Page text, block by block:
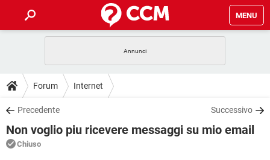
MENU
INTRATTENIMENTO
iOS
INSTAGRAM WHATSAPP
TIKTOK
GUIDE
COVID-19
iOS
DOWNLOAD
COVID-19 GAMING
INTRATTENIMENTO
FORUM
Forum Internet
Precedente Successivo
Non voglio piu ricevere messaggi su mio email
Chiuso